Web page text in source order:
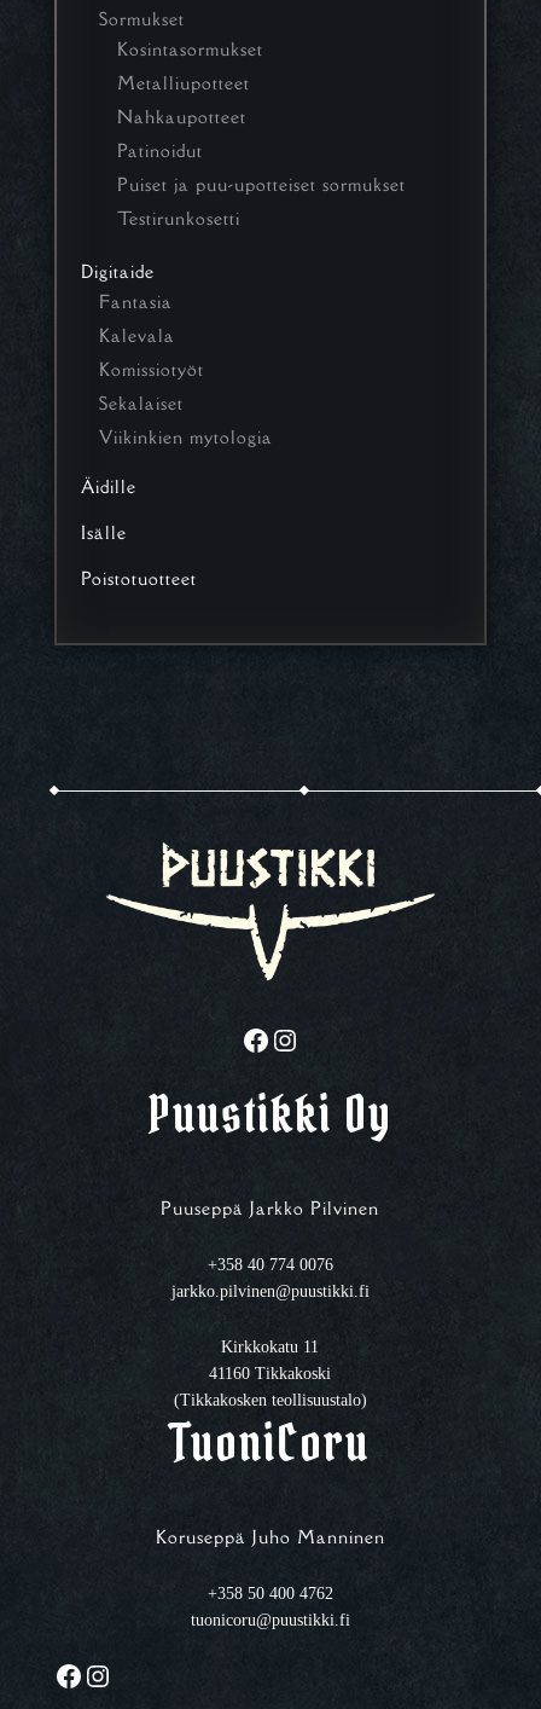
Sormukset
Kosintasormukset
Metalliupotteet
Nahkaupotteet
Patinoidut
Puiset ja puu-upotteiset sormukset
Testirunkosetti
Digitaide
Fantasia
Kalevala
Komissiotyöt
Sekalaiset
Viikinkien mytologia
Äidille
Isälle
Poistotuotteet
Facebook Instagram
Puustikki Oy
Puuseppä Jarkko Pilvinen
+358 40 774 0076
jarkko.pilvinen@puustikki.fi
Kirkkokatu 11
41160 Tikkakoski
(Tikkakosken teollisuustalo)
TuoniCoru
Koruseppä Juho Manninen
+358 50 400 4762
tuonicoru@puustikki.fi
Facebook Instagram